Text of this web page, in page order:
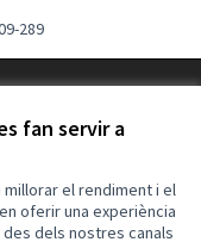
fan servir a
el rendiment i el
oferir una experiència
dels nostres canals
289